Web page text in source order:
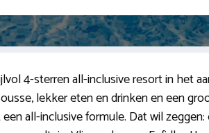
4-sterren all-inclusive resort in het
lekker eten en drinken en een
all-inclusive formule. Dat wil